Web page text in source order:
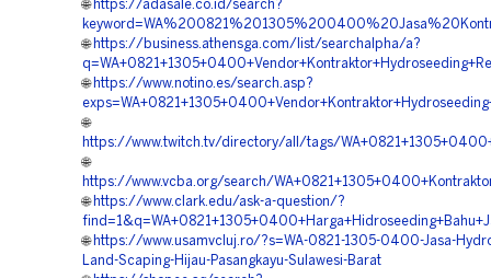
🌐 https://adasale.co.id/search?
🌐 https://business.athensga.com/list/searchalpha/a?
🌐 https://www.notino.es/search.asp?
🌐
https://www.twitch.tv/directory/all/tags/
🌐
https://www.vcba.org/search/
🌐 https://www.clark.edu/ask-a-question/?
🌐 https://www.usamvcluj.ro/?s=WA-0821-1305-0400-Jasa-
Land-Scaping-Hijau-Pasangkayu-Sulawesi-Barat